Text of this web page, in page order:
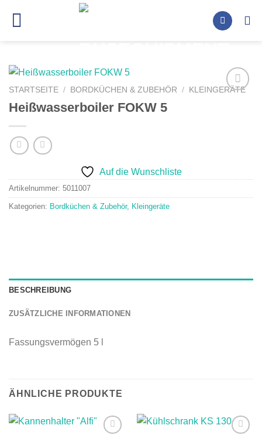
STARTSEITE / BORDKÜCHEN & ZUBEHÖR / KLEINGERÄTE
Heißwasserboiler FOKW 5
Auf die Wunschliste
Artikelnummer: 5011007
Kategorien: Bordküchen & Zubehör, Kleingeräte
BESCHREIBUNG
ZUSÄTZLICHE INFORMATIONEN
Fassungsvermögen 5 l
ÄHNLICHE PRODUKTE